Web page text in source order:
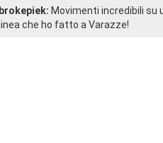
brokepiek: Movimenti incredibili su
linea che ho fatto a Varazze!